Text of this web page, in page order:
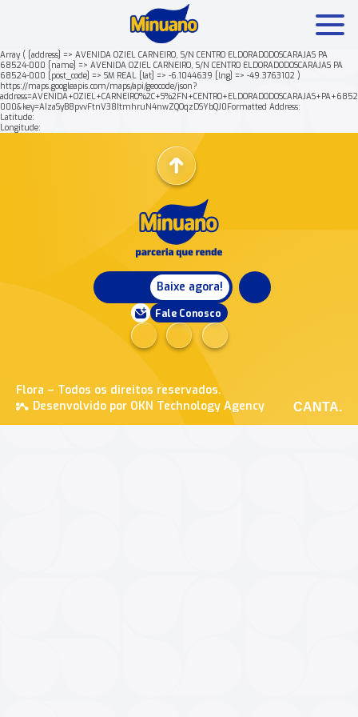
Array ( [address] => AVENIDA OZIEL CARNEIRO, S/N CENTRO ELDORADODOSCARAJAS PA
68524-000 [name] => AVENIDA OZIEL CARNEIRO, S/N CENTRO ELDORADODOSCARAJAS PA
68524-000 [post_code] => SM REAL [lat] => -6.1044639 [lng] => -49.3763102 )
https://maps.googleapis.com/maps/api/geocode/json?
000&key=AIzaSyB8pvvFtnV38ItmhruN4nwZQOqzDSYbQJ0Formatted Address:
Latitude:
Longitude:
Baixe agora!
Fale Conosco
Flora – Todos os direitos reservados.
Desenvolvido por OKN Technology Agency
CANTA.
Mais buscados: Produtos Minuano Rende +
Nossa história